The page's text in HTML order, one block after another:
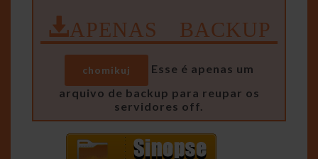
APENAS BACKUP
chomikuj
Esse é apenas um
arquivo de backup para reupar os
servidores off.